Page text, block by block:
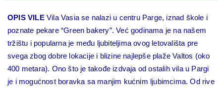
OPIS VILE Vila Vasia se nalazi u centru Parge, iznad škole i
poznate pekare “Green bakery”. Već godinama je na našem
tržištu i popularna je među ljubiteljima ovog letovališta pre
svega zbog dobre lokacije i blizine najlepše plaže Valtos (oko
400 metara). Ono što je takođe izdvaja od ostalih vila u Pargi
je i mogućnost boravka sa manjim kućnim ljubimcima. Od rive